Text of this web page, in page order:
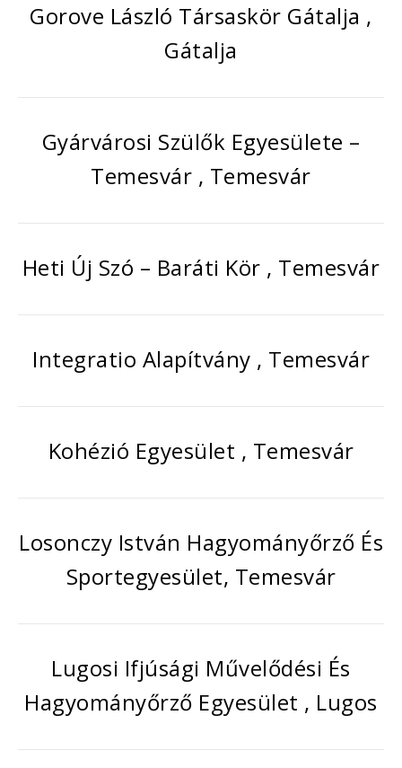
Gorove László Társaskör Gátalja ,
Gátalja
Gyárvárosi Szülők Egyesülete –
Temesvár , Temesvár
Heti Új Szó – Baráti Kör , Temesvár
Integratio Alapítvány , Temesvár
Kohézió Egyesület , Temesvár
Losonczy István Hagyományőrző És
Sportegyesület, Temesvár
Lugosi Ifjúsági Művelődési És
Hagyományőrző Egyesület , Lugos